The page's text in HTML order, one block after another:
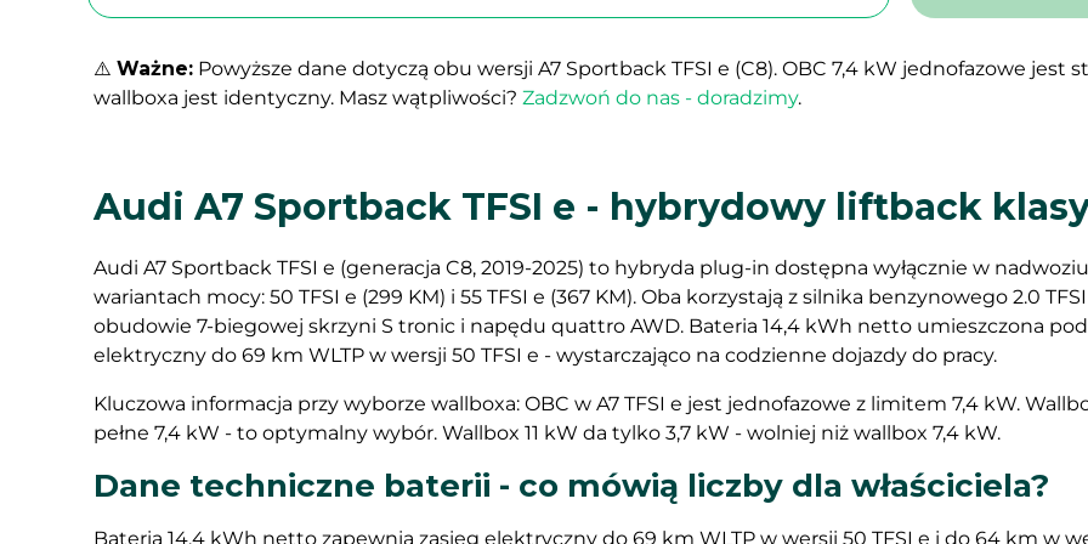
⚠️ Ważne: Powyższe dane dotyczą obu wersji A7 Sportback TFSI e (C8). OBC 7,4 kW jednofazowe
wallboxa jest identyczny. Masz wątpliwości? Zadzwoń do nas - doradzimy.
Audi A7 Sportback TFSI e - hybrydowy liftback
Audi A7 Sportback TFSI e (generacja C8, 2019-2025) to hybryda plug-in dostępna wyłącznie w
wariantach mocy: 50 TFSI e (299 KM) i 55 TFSI e (367 KM). Oba korzystają z silnika benzynowego 2.0
obudowie 7-biegowej skrzyni S tronic i napędu quattro AWD. Bateria 14,4 kWh netto umieszczona
elektryczny do 69 km WLTP w wersji 50 TFSI e - wystarczająco na codzienne dojazdy do pracy.
Kluczowa informacja przy wyborze wallboxa: OBC w A7 TFSI e jest jednofazowe z limitem 7,4 kW.
pełne 7,4 kW - to optymalny wybór. Wallbox 11 kW da tylko 3,7 kW - wolniej niż wallbox 7,4 kW.
Dane techniczne baterii - co mówią liczby dla właściciela?
Bateria 14,4 kWh netto zapewnia zasięg elektryczny do 69 km WLTP w wersji 50 TFSI e i do 64 km w